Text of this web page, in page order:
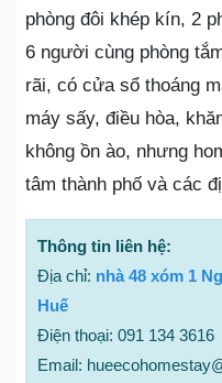
phòng đôi khép kín, 2
6 người cùng phòng
rãi, có cửa sổ thoáng
máy sấy, điều hòa,
không ồn ào, nhưng
tâm thành phố và các
Thông tin liên hệ:
Địa chỉ: nhà 48 xóm 1
Huế
Điện thoại: 091 134 3616
Email: